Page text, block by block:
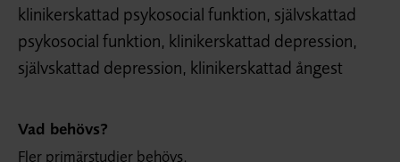
klinikerskattad psykosocial funktion, självskattad
psykosocial funktion, klinikerskattad depression,
självskattad depression, klinikerskattad ångest
Vad behövs?
Fler primärstudier behövs.